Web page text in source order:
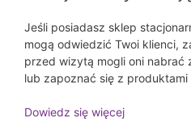
Jeśli posiadasz sklep
mogą odwiedzić Twoi klienci,
przed wizytą mogli oni nabrać
lub zapoznać się z
Dowiedz się więcej